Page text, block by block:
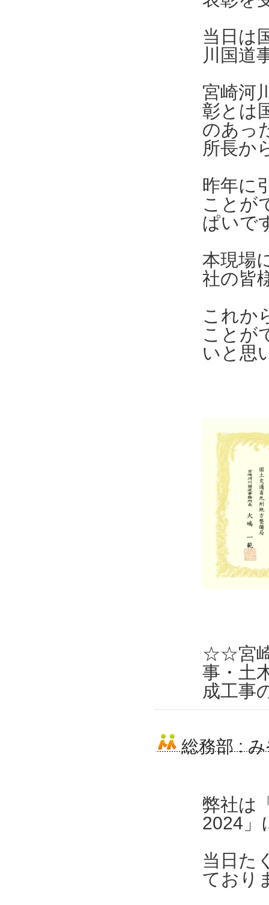
当日は
川国道
宮崎河
彰とは
のあっ
所長か
昨年に
ことが
ぱいで
本現場
社の皆
これか
ことが
いと思
☆☆宮崎
事・土
成工事
総務部 :
弊社は
2024」
当日た
ており